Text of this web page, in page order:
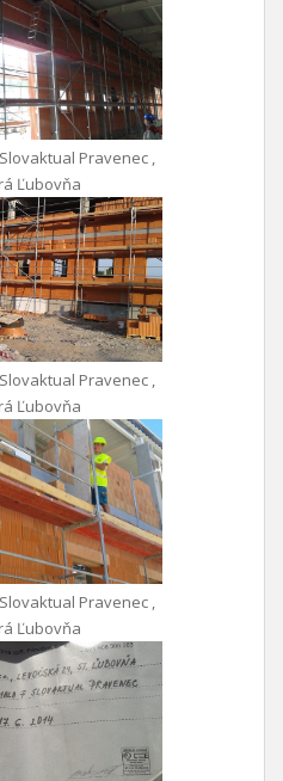
Pravenec ,
Ľubovňa
Pravenec ,
Ľubovňa
Pravenec ,
Ľubovňa